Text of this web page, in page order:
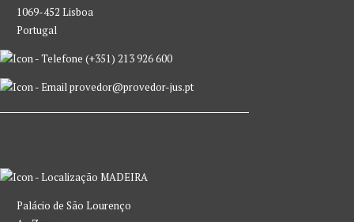
1069-452 Lisboa
Portugal
(+351) 213 926 600
provedor@provedor-jus.pt
MADEIRA
Palácio de São Lourenço